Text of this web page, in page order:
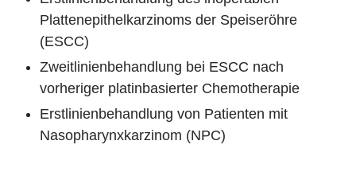
Plattenepithelkarzinoms der Speiseröhre
(ESCC)
Zweitlinienbehandlung bei ESCC nach
vorheriger platinbasierter Chemotherapie
Erstlinienbehandlung von Patienten mit
Nasopharynxkarzinom (NPC)